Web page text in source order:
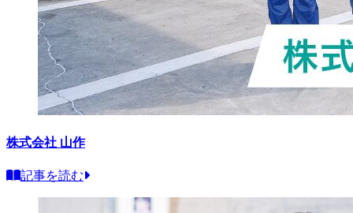
株式会社 山作
記事を読む